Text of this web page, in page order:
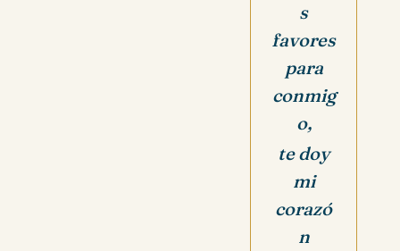
s
favores
para
conmig
o,
te doy
mi
corazó
n